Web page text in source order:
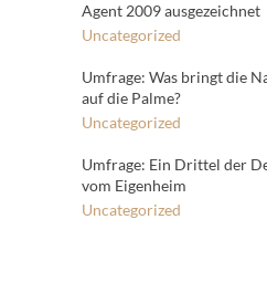
Agent 2009 ausgezeichnet
Uncategorized
Umfrage: Was bringt die
auf die Palme?
Uncategorized
Umfrage: Ein Drittel der
vom Eigenheim
Uncategorized